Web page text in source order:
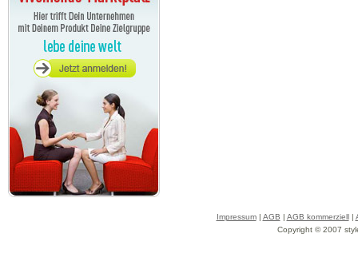
Impressum| AGB | AGB kommerziell|
Copyright © 2007